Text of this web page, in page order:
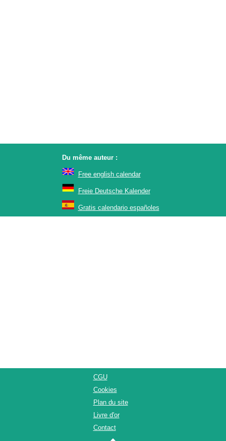
Du même auteur :
Free english calendar
Freie Deutsche Kalender
Gratis calendario españoles
CGU
Cookies
Plan du site
Livre d'or
Contact